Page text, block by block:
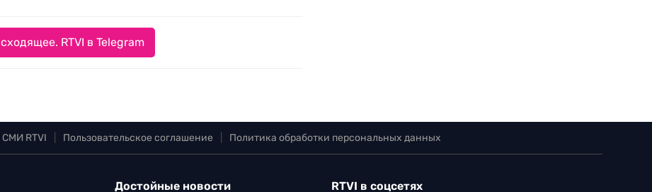
RTVI в Telegram
RTVI Пользовательское соглашение Политика обработки персональных данных
Достойные новости RTVI в соцсетях